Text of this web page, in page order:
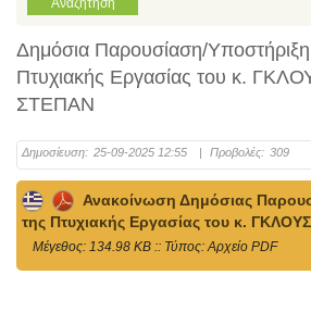
Δημόσια Παρουσίαση/Υποστήριξη
Πτυχιακής Εργασίας του κ.
ΣΤΕΠΑΝ
Δημοσίευση: 25-09-2025 12:55 | Προβολές: 309
Ανακοίνωση Δημόσιας
της Πτυχιακής Εργασίας του κ.
Mέγεθος: 134.98 KB :: Τύπος: Αρχείο PDF